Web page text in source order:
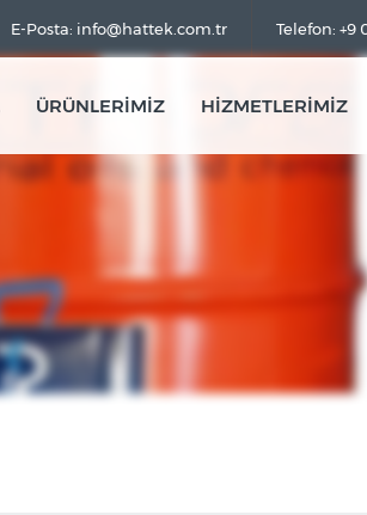
E-Posta: info@hattek.com.tr Telefon: +9
ÜRÜNLERİMİZ HİZMETLERİMİZ